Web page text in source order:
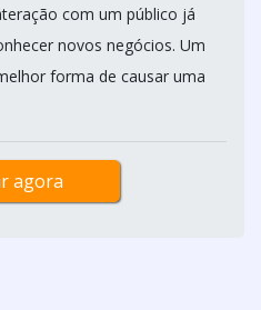
com um público já
novos negócios. Um
forma de causar uma
agora